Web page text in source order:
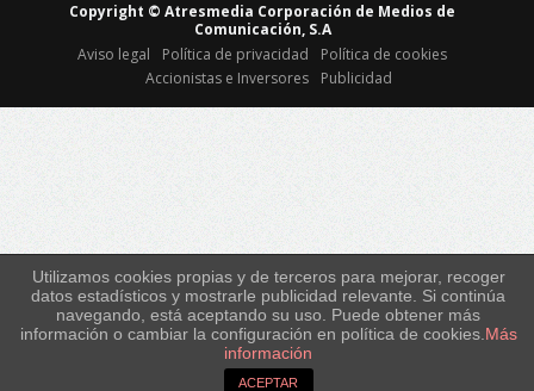
Copyright © Atresmedia Corporación de Medios de
Comunicación, S.A
Aviso legal
Política de privacidad
Política de cookies
Accionistas e Inversores
Publicidad
Utilizamos cookies propias y de terceros para mejorar, recoger
datos estadísticos y mostrarle publicidad relevante. Si continúa
navegando, está aceptando su uso. Puede obtener más
información o cambiar la configuración en política de cookies. Más
información
ACEPTAR